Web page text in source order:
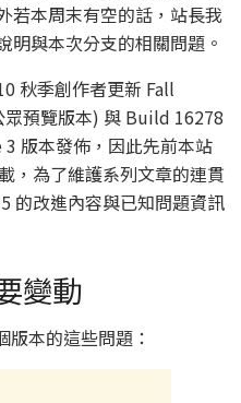
若本周末有空的話，站長我
明與本次分支的相關問題。
秋季創作者更新 Fall
預覽版本) 與 Build 16278
版本發佈，因此先前本站
，為了維護系列文章的連貫
的改進內容與已知問題資訊
變動
本的這些問題：